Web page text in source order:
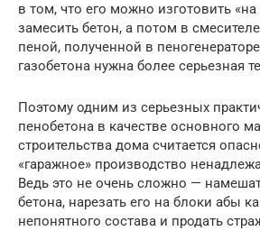
в том, что его можно изготовить
замесить бетон, а потом в
пеной, полученной в
газобетона нужна более серьезная
Поэтому одним из серьезных
пенобетона в качестве основного
строительства дома считается
«гаражное» производство
Ведь это не очень сложно —
бетона, нарезать его на блоки абы
непонятного состава и продать